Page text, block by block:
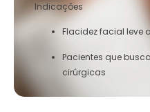
Indicações
Flacidez facial leve
Pacientes que
cirúrgicas